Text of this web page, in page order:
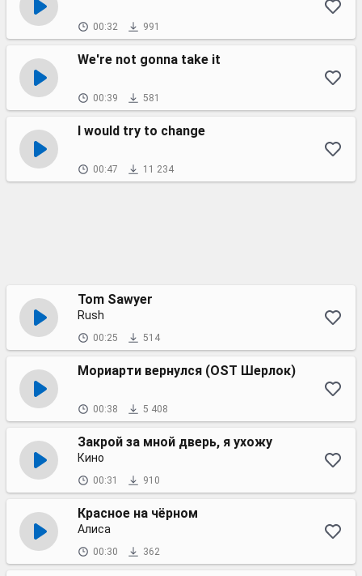
00:32 991
We're not gonna take it
00:39 581
I would try to change
00:47 11 234
Tom Sawyer
Rush
00:25 514
Мориарти вернулся (OST Шерлок)
00:38 5 408
Закрой за мной дверь, я ухожу
Кино
00:31 910
Красное на чёрном
Алиса
00:30 362